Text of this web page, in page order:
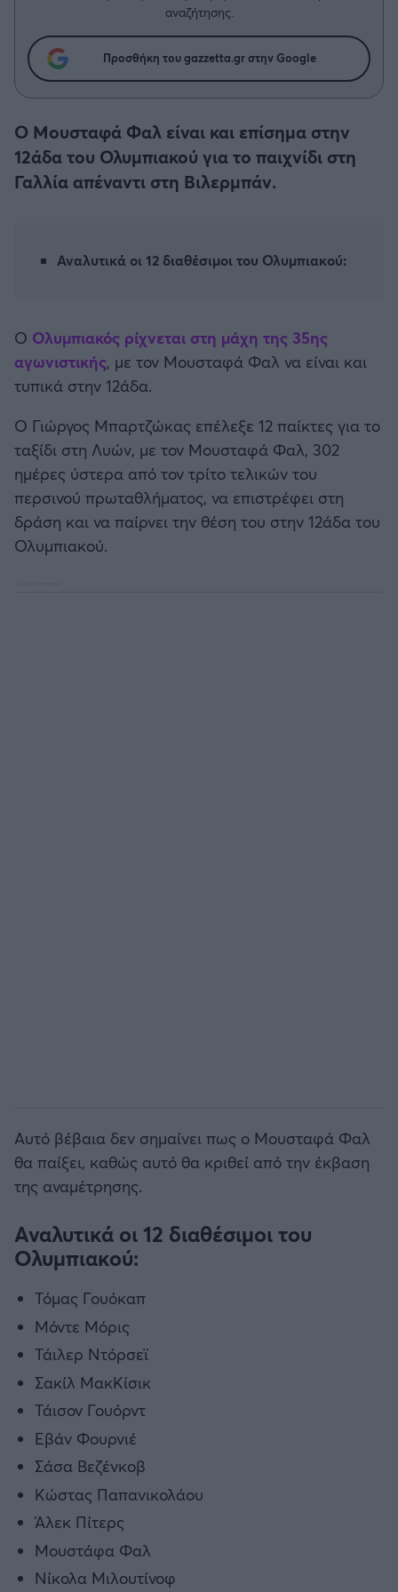
Δημήτρης Τσορμπατζόγλου
Κηφισιά
Παναιτωλικός
Ηρακλής
Μπαρτσελόνα
Ρεάλ Μαδρίτης
Μεγάλη μου Αγάπη
Μια Ιστορία από την Πόλη
αναζήτησης.
Προσθήκη του gazzetta.gr στην Google
Ο Μουσταφά Φαλ είναι και επίσημα στην
12άδα του Ολυμπιακού για το παιχνίδι στη
Γαλλία απέναντι στη Βιλερμπάν.
Αναλυτικά οι 12 διαθέσιμοι του Ολυμπιακού:
Ο Ολυμπιακός ρίχνεται στη μάχη της 35ης
αγωνιστικής, με τον Μουσταφά Φαλ να είναι και
τυπικά στην 12άδα.
Ο Γιώργος Μπαρτζώκας επέλεξε 12 παίκτες για το
ταξίδι στη Λυών, με τον Μουσταφά Φαλ, 302
ημέρες ύστερα από τον τρίτο τελικών του
περσινού πρωταθλήματος, να επιστρέφει στη
δράση και να παίρνει την θέση του στην 12άδα του
Ολυμπιακού.
Αυτό βέβαια δεν σημαίνει πως ο Μουσταφά Φαλ
θα παίξει, καθώς αυτό θα κριθεί από την έκβαση
της αναμέτρησης.
Αναλυτικά οι 12 διαθέσιμοι του
Ολυμπιακού:
Τόμας Γουόκαπ
Μόντε Μόρις
Τάιλερ Ντόρσεϊ
Σακίλ ΜακΚίσικ
Τάισον Γουόρντ
Εβάν Φουρνιέ
Σάσα Βεζένκοβ
Κώστας Παπανικολάου
Άλεκ Πίτερς
Μουστάφα Φαλ
Νίκολα Μιλουτίνοφ